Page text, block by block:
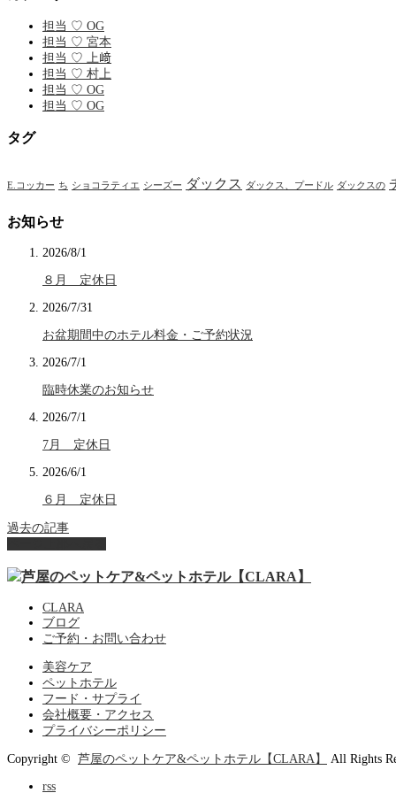
担当 ♡ OG
担当 ♡ 宮本
担当 ♡ 上﨑
担当 ♡ 村上
担当 ♡ OG
担当 ♡ OG
タグ
E.コッカー ち ショコラティエ シーズー ダックス ダックス、プードル ダックスの
お知らせ
2026/8/1
８月 定休日
2026/7/31
お盆期間中のホテル料金・ご予約状況
2026/7/1
臨時休業のお知らせ
2026/7/1
7月 定休日
2026/6/1
６月 定休日
過去の記事
CLARA
ブログ
ご予約・お問い合わせ
美容ケア
ペットホテル
フード・サプライ
会社概要・アクセス
プライバシーポリシー
Copyright © 芦屋のペットケア&ペットホテル【CLARA】 All Rights
rss